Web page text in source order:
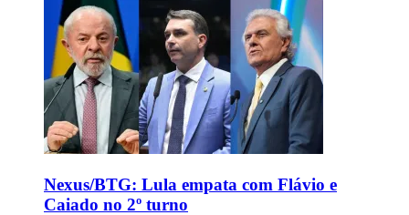
Nexus/BTG: Lula empata com Flávio e
Caiado no 2º turno